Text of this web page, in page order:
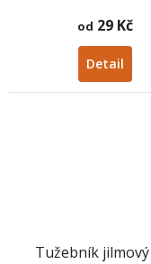
produktu
5
od 29 Kč
Detail
Tužebník